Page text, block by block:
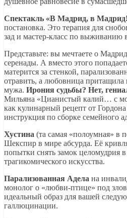
Спектакль «В Мадрид, в
постановка. Это терапия для
зад и мастер-класс по выживанию
Представьте: вы мечтаете о
серенады. А вместо этого
матерится за стенкой,
отравить, а любовница притащила
мужа. Ирония судьбы? Нет,
Мильяна «Цианистый калий… с
как кулинарный рецепт от
инструкция по сборке семейного
Хустина (та самая «полоумная» в
Шекспир в мире абсурда. Её
попытки снять замок целомудрия
трагикомического искусства.
Парализованная Адела на
монолог о «любви-птице» под
идеальный образ для вашей
галлюцинации.